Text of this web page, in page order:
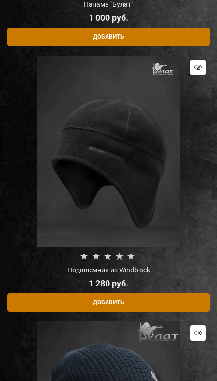
Панама "Булат"
1 000 руб.
ДОБАВИТЬ
Подшлемник из Windblock
1 280 руб.
ДОБАВИТЬ